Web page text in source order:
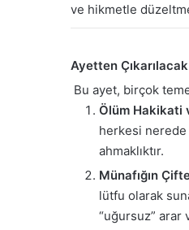
ve hikmetle
Ayetten
Bu ayet, birçok
Ölüm Hakikati
herkesi nerede
ahmaklıktır.
Münafığın
lütfu olarak
“uğursuz” arar